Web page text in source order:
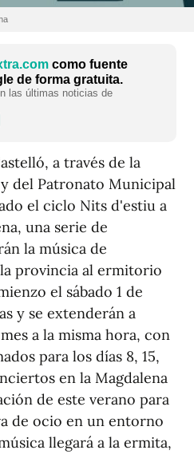
como fuente
de forma gratuita.
las últimas noticias de
a través de la
del Patronato Municipal
el ciclo Nits d'estiu a
una serie de
la música de
provincia al ermitorio
el sábado 1 de
y se extenderán a
a la misma hora, con
para los días 8, 15,
en la Magdalena
de este verano para
de ocio en un entorno
llegará a la ermita,